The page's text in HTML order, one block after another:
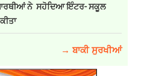
ਨੇ ਸਹੋਦਿਆ ਇੰਟਰ- ਸਕੂਲ
→ ਬਾਕੀ ਸੁਰਖੀਆਂ